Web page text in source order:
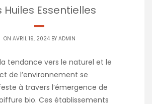
Huiles Essentielles
ON AVRIL 19, 2024 BY ADMIN
tendance vers le naturel et le
de l’environnement se
à travers l’émergence de
bio. Ces établissements